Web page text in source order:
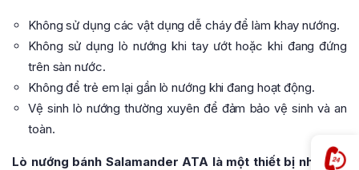
Không sử dụng các vật dụng dễ cháy để làm khay nướng.
Không sử dụng lò nướng khi tay ướt hoặc khi đang đứng
trên sàn nước.
Không để trẻ em lại gần lò nướng khi đang hoạt động.
Vệ sinh lò nướng thường xuyên để đảm bảo vệ sinh và an
toàn.
Lò nướng bánh Salamander ATA là một thiết bị nhà bếp